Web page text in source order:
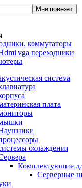
коммутаторы
vga переходники
система
плата
охлаждения
Комплектующие
Серверные